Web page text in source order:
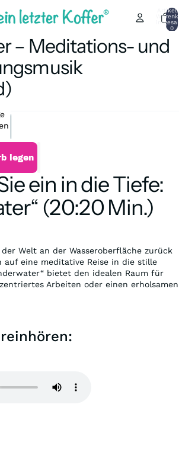
Artikel
0
– Meditations- und
legen
ein in die Tiefe:
(20:20 Min.)
Welt an der Wasseroberfläche zurück
auf eine meditative Reise in die stille
bietet den idealen Raum für
Arbeiten oder einen erholsamen